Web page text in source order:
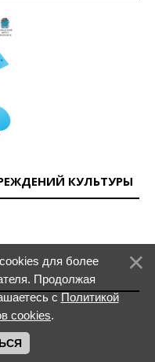
КУЛЬТУРЫ
для более
Продолжая
с Политикой
cookies.